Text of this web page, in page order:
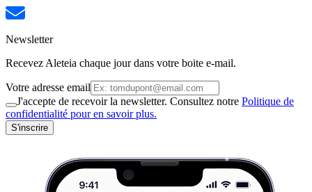
Newsletter
Recevez Aleteia chaque jour dans votre boite e-mail.
Votre adresse email
J'accepte de recevoir la newsletter. Consultez notre Politique de
confidentialité pour en savoir plus.
S'inscrire